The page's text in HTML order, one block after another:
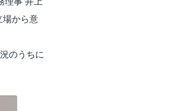
場から意
のうちに